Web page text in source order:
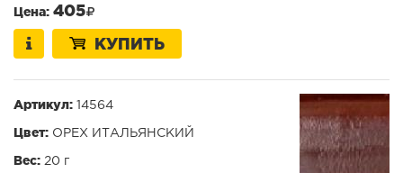
Цена: 405
КУПИТЬ
Артикул: 14564
Цвет: ОРЕХ ИТАЛЬЯНСКИЙ
Вес: 20 г